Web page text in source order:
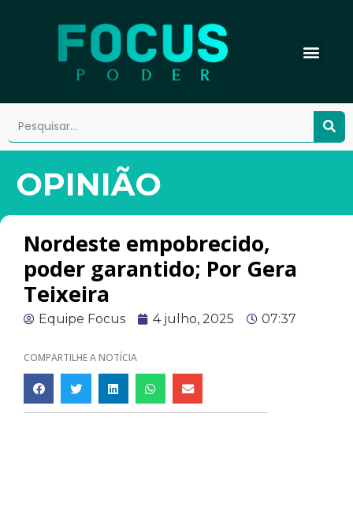
OPINIÃO
Nordeste empobrecido,
poder garantido; Por Gera
Teixeira
Equipe Focus 4 julho, 2025 07:37
COMPARTILHE A NOTÍCIA